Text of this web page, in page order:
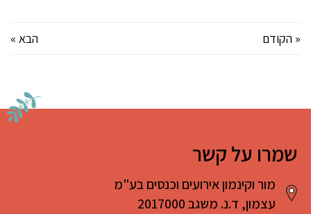
« הקודם הבא »
שמרו על קשר
מור וקינמון אירועים וכנסים בע"מ
עצמון, ד.נ. משגב 2017000